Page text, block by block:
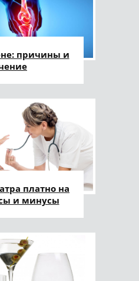
причины и
платно на
и минусы